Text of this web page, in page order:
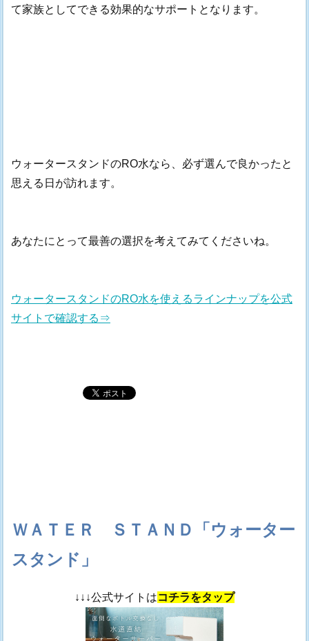
て家族としてできる効果的なサポートとなります。
ウォータースタンドのRO水なら、必ず選んで良かったと
思える日が訪れます。
あなたにとって最善の選択を考えてみてくださいね。
ウォータースタンドのRO水を使えるラインナップを公式
サイトで確認する⇒
ＷＡＴＥＲ ＳＴＡＮＤ「ウォーター
スタンド」
↓↓↓公式サイトはコチラをタップ